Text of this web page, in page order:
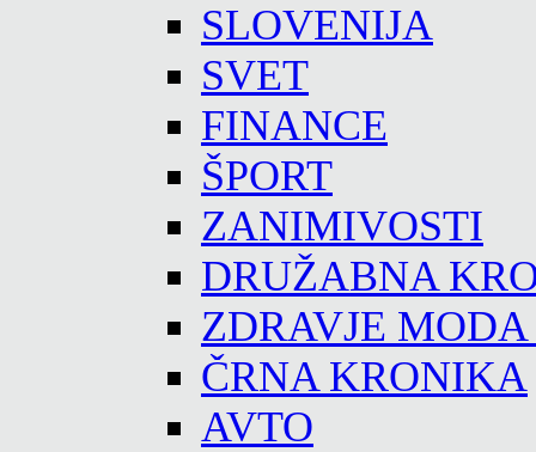
SLOVENIJA
SVET
FINANCE
ŠPORT
ZANIMIVOSTI
DRUŽABNA
ZDRAVJE
ČRNA KRONIKA
AVTO